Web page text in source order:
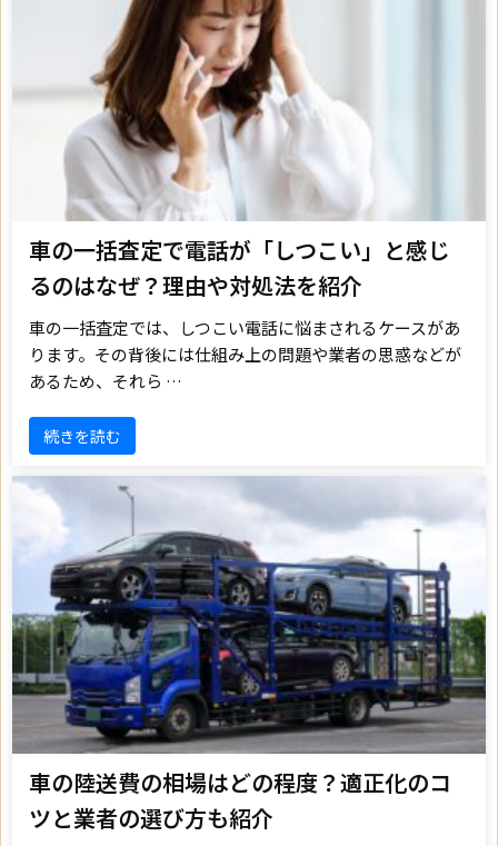
車の一括査定で電話が「しつこい」と感じ
るのはなぜ？理由や対処法を紹介
車の一括査定では、しつこい電話に悩まされるケースがあ
ります。その背後には仕組み上の問題や業者の思惑などが
あるため、それら …
続きを読む
車の陸送費の相場はどの程度？適正化のコ
ツと業者の選び方も紹介